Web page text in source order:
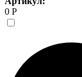
0 Р